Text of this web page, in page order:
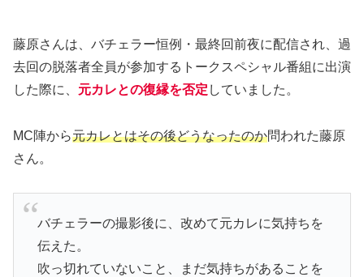
藤原さんは、バチェラー恒例・最終回前夜に配信され、過
去回の脱落者全員が参加するトークスペシャル番組に出演
した際に、 元カレとの復縁を否定 していました。
MC陣から元カレとはその後どうなったのか問われた藤原
さん。
バチェラーの撮影後に、改めて元カレに気持ちを
伝えた。
吹っ切れていないこと、まだ気持ちがあることを